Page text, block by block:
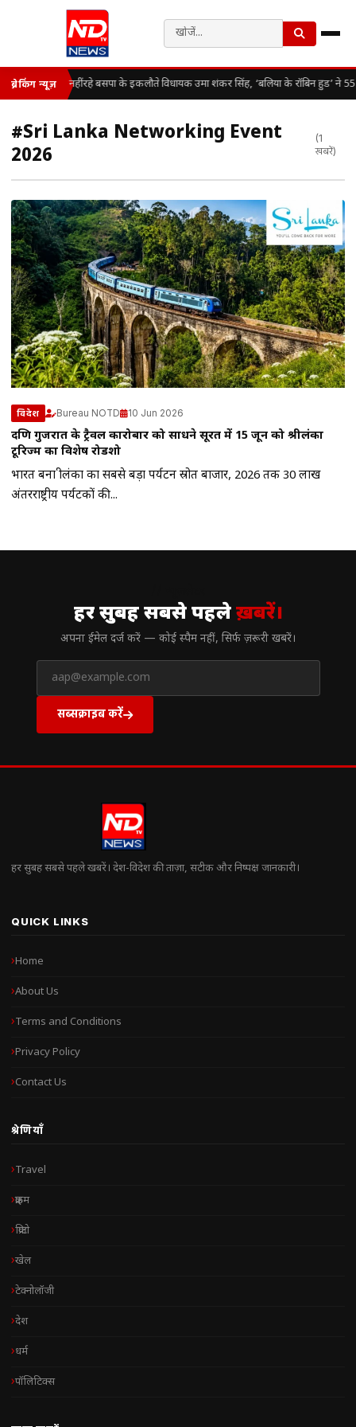
ब्रेकिंग न्यूज़ नहीं रहे बसपा के इकलौते विधायक उमा शंकर सिंह, ‘बलिया के रॉबिन हुड’ ने
#Sri Lanka Networking Event
2026
(1
खबरें)
विदेश Bureau NOTD 10 Jun 2026
दक्षिण गुजरात के ट्रैवल कारोबार को साधने सूरत में 15 जून को श्रीलंका
टूरिज्म का विशेष रोडशो
भारत बना श्रीलंका का सबसे बड़ा पर्यटन स्रोत बाजार, 2026 तक 30 लाख
अंतरराष्ट्रीय पर्यटकों की...
हर सुबह सबसे पहलेख़बरें।
अपना ईमेल दर्ज करें — कोई स्पैम नहीं, सिर्फ ज़रूरी खबरें।
सब्सक्राइब करें
हर सुबह सबसे पहले खबरें। देश-विदेश की ताज़ा, सटीक और निष्पक्ष जानकारी।
QUICK LINKS
Home
About Us
Terms and Conditions
Privacy Policy
Contact Us
श्रेणियाँ
Travel
क्राइम
क्रिप्टो
खेल
टेक्नोलॉजी
देश
धर्म
पॉलिटिक्स